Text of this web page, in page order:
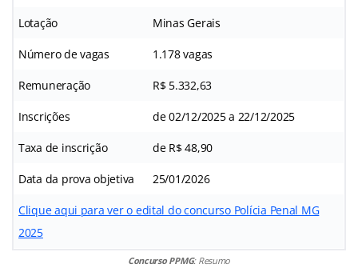
Lotação Minas Gerais
Número de vagas 1.178 vagas
Remuneração R$ 5.332,63
Inscrições de 02/12/2025 a 22/12/2025
Taxa de inscrição de R$ 48,90
Data da prova objetiva 25/01/2026
Clique aqui para ver o edital do concurso Polícia Penal MG
2025
Concurso PPMG: Resumo